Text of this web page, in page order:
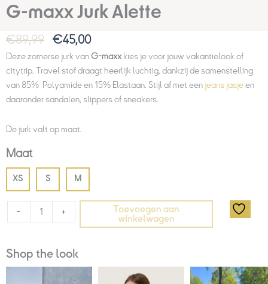
G-maxx Jurk Alette
€89,99 €45,00
Deze zomerse jurk vanG-maxx kies je voor jouw vakantielook of
citytrip. Travel stof draagt heerlijk luchtig, dankzij de samenstelling
van 85% Polyamide en 15% Elastaan. Stijl af met een jeans jasjeen
daaronder sandalen, slippers of sneakers.
De jurk valt op maat.
Maat
XS S M
- +
Toevoegen aan
winkelwagen
Shop the look
Huidige